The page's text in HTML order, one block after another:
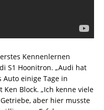
Kennenlernen
S1 Hoonitron. „Audi hat
einige Tage in
Block. „Ich kenne viele
aber hier musste